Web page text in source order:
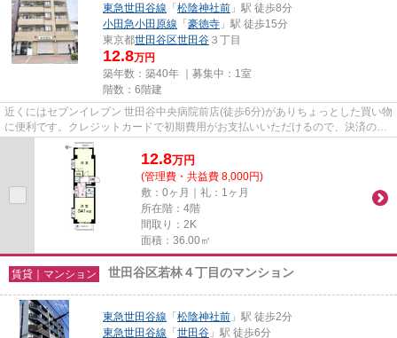
東急世田谷線 「松陰神社前 」駅 徒歩8分
小田急小田原線 「豪徳寺 」駅 徒歩15分
東京都世田谷区世田谷 ３丁目
12.8万円
築年数：築40年 ｜募集中： 1室
階数：6階建
近くにはセブンイレブン 世田谷中央病院前店(徒歩6分)がありちょっとした買い物
に便利です。クレジットカードで初期費用がお支払いいただけるので、決済の手
間が軽減できます。陽当た...
12.8万円
(管理費・共益費 8,000円)
敷：0ヶ月｜礼：1ヶ月
所在階：4階
間取り：2K
面積：36.00㎡
賃貸｜マンション 世田谷区若林４丁目のマンション
東急世田谷線 「松陰神社前 」駅 徒歩2分
東急世田谷線 「世田谷 」駅 徒歩6分